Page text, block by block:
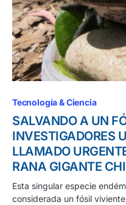
Tecnología & Ciencia
SALVANDO A UN
INVESTIGADORES
LLAMADO
RANA GIGANTE
Esta singular especie
considerada un fósil